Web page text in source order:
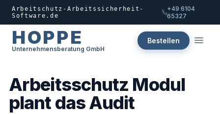
Arbeitschutz-Arbeitssicherheit-
Software.de
+49 6104
65327
HOPPE
Unternehmensberatung GmbH
Bestellen
Arbeitsschutz Modul
plant das Audit